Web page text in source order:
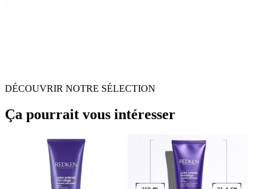
DÉCOUVRIR NOTRE SÉLECTION
Ça pourrait vous intéresser